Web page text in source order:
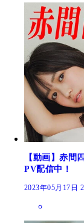
【動画】赤間
PV配信中！
2023年05月17日